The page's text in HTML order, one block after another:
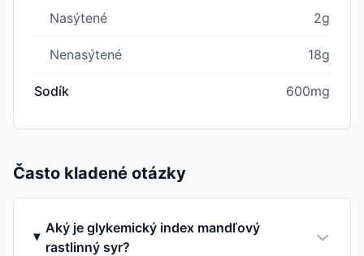
Nasýtené 2g
Nenasýtené 18g
Sodík 600mg
Často kladené otázky
Aký je glykemický index mandľový
rastlinný syr?